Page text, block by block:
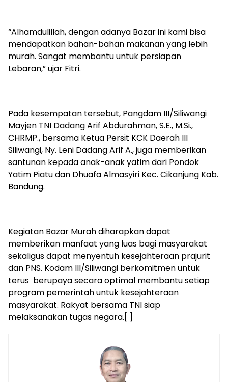
“Alhamdulillah, dengan adanya Bazar ini kami bisa
mendapatkan bahan-bahan makanan yang lebih
murah. Sangat membantu untuk persiapan
Lebaran,” ujar Fitri.
Pada kesempatan tersebut, Pangdam III/Siliwangi
Mayjen TNI Dadang Arif Abdurahman, S.E., M.Si.,
CHRMP., bersama Ketua Persit KCK Daerah III
Siliwangi, Ny. Leni Dadang Arif A., juga memberikan
santunan kepada anak-anak yatim dari Pondok
Yatim Piatu dan Dhuafa Almasyiri Kec. Cikanjung Kab.
Bandung.
Kegiatan Bazar Murah diharapkan dapat
memberikan manfaat yang luas bagi masyarakat
sekaligus dapat menyentuh kesejahteraan prajurit
dan PNS. Kodam III/Siliwangi berkomitmen untuk
terus berupaya secara optimal membantu setiap
program pemerintah untuk kesejahteraan
masyarakat. Rakyat bersama TNI siap
melaksanakan tugas negara.[ ]